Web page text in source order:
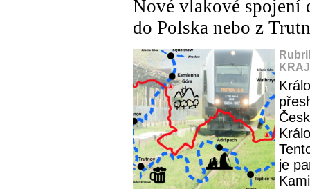
Nové vlakové spojení
do Polska nebo z
je